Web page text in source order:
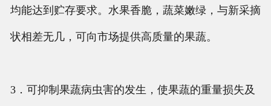
均能达到贮存要求。水果香脆，蔬菜嫩绿，与新采摘
状相差无几，可向市场提供高质量的果蔬。
3．可抑制果蔬病虫害的发生，使果蔬的重量损失及